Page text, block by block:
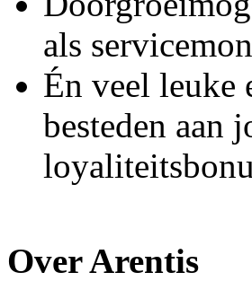
als
Én veel leuke
besteden aan
Over Arentis